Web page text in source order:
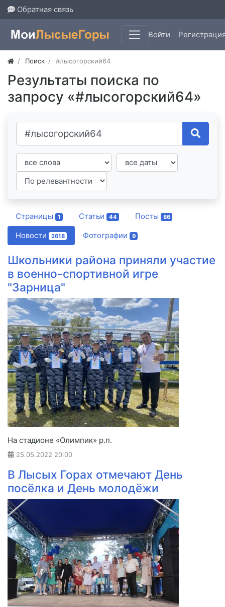
Обратная связь
Войти
Поиск #лысогорский64
Результаты поиска по
запросу «#лысогорский64»
Страницы 1 Статьи 44 Посты 86
Новости 2618 Фотографии 9
Школьники района приняли участие
в военно-спортивной игре
"Зарница"
На стадионе «Олимпик» р.п.
25.05.2022 20:00
​В Лысых Горах отмечают День
посёлка и День молодёжи